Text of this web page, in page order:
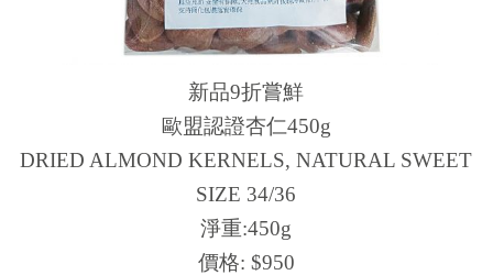
新品9折嘗鮮
歐盟認證杏仁450g
DRIED ALMOND KERNELS, NATURAL SWEET
SIZE 34/36
淨重:450g
價格: $950